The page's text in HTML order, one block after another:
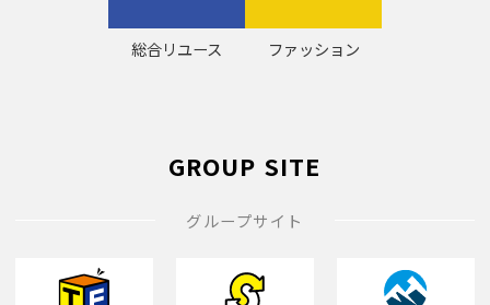
総合リユース ファッション
GROUP SITE
グループサイト